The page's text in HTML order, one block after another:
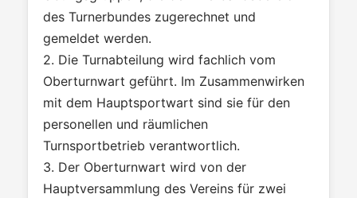
des Turnerbundes zugerechnet und
gemeldet werden.
2. Die Turnabteilung wird fachlich vom
Oberturnwart geführt. Im Zusammenwirken
mit dem Hauptsportwart sind sie für den
personellen und räumlichen
Turnsportbetrieb verantwortlich.
3. Der Oberturnwart wird von der
Hauptversammlung des Vereins für zwei